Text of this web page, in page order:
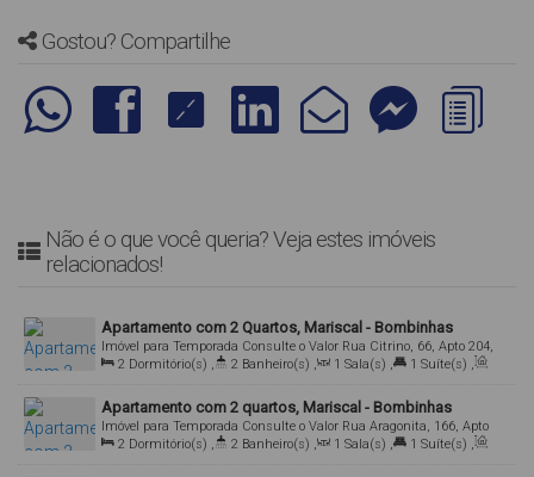
Gostou? Compartilhe
Não é o que você queria? Veja estes imóveis
relacionados!
Apartamento com 2 Quartos, Mariscal - Bombinhas
Consulte o Valor
Imóvel para Temporada
Rua Citrino, 66, Apto 204,
88215-000, Mariscal, Bombinhas, Santa Catarina, Brasil
2 Dormitório(s) , 2 Banheiro(s) , 1 Sala(s) , 1 Suíte(s) ,
Apartamento com 2 quartos, Mariscal - Bombinhas
Consulte o Valor
Imóvel para Temporada
Rua Aragonita, 166, Apto
301, 88215-000, Mariscal, Bombinhas, Santa Catarina, Brasil
2 Dormitório(s) , 2 Banheiro(s) , 1 Sala(s) , 1 Suíte(s) ,